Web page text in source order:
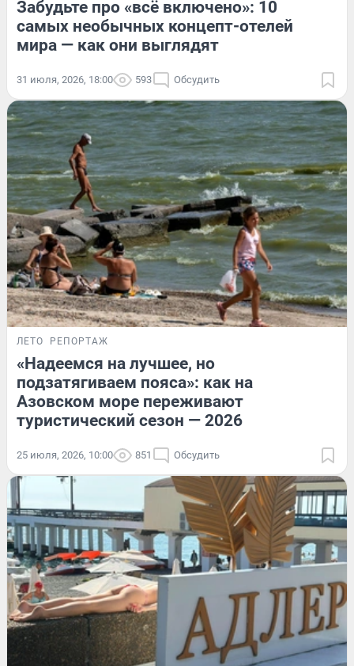
Забудьте про «всё включено»: 10
самых необычных концепт-отелей
мира — как они выглядят
31 июля, 2026, 18:00 593 Обсудить
ЛЕТО РЕПОРТАЖ
«Надеемся на лучшее, но
подзатягиваем пояса»: как на
Азовском море переживают
туристический сезон — 2026
25 июля, 2026, 10:00 851 Обсудить